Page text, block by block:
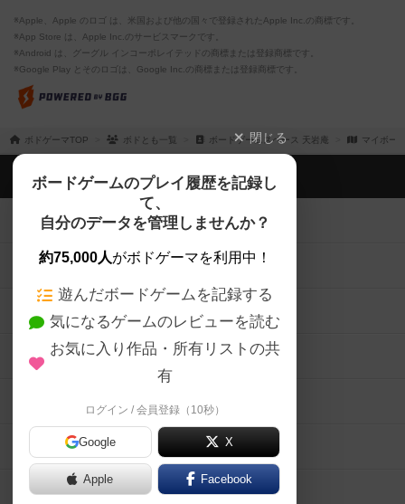
※Apple、Apple のロゴ は、米国および他の国々で登録されたApple Inc.の商標です。
※App Store は、Apple Inc.のサービスマークです。
※Android は、グーグル インコーポレイテッドの商標または登録商標です。
※Google Play とそのロゴは、Google Inc.の商標または登録商標です。
ボドゲーマTOP ボドとも一覧 ボードゲームスペース 天岩庵 マイボー
閉じる
ボードゲームのプレイ履歴を記録し
て、
自分のデータを管理しませんか？
約75,000人がボドゲーマを利用中！
遊んだボードゲームを記録する
気になるゲームのレビューを読む
お気に入り作品・所有リストの共
有
ログイン / 会員登録（10秒）
Google X
Apple Facebook
ボドゲーマTOP
ボードゲームを検索する
ボードゲームの新着レビュー
ボードゲーム会情報
メカニクス特集
掲示板・トピックス
ボドとも・会員一覧
ボードゲーム業界コラム